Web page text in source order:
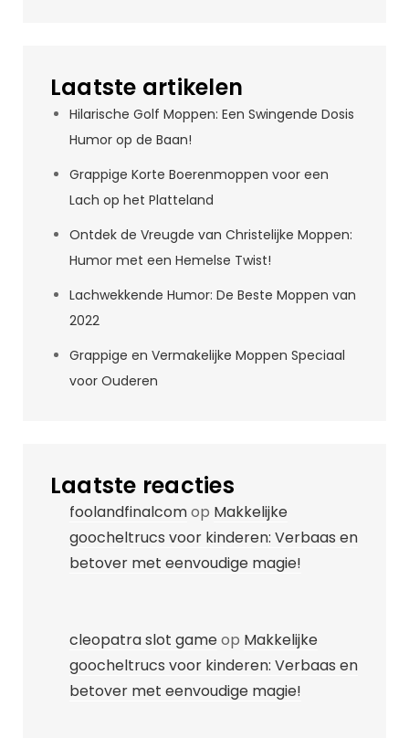
Laatste artikelen
Hilarische Golf Moppen: Een Swingende Dosis
Humor op de Baan!
Grappige Korte Boerenmoppen voor een
Lach op het Platteland
Ontdek de Vreugde van Christelijke Moppen:
Humor met een Hemelse Twist!
Lachwekkende Humor: De Beste Moppen van
2022
Grappige en Vermakelijke Moppen Speciaal
voor Ouderen
Laatste reacties
foolandfinalcomop Makkelijke
goocheltrucs voor kinderen: Verbaas en
betover met eenvoudige magie!
cleopatra slot gameop Makkelijke
goocheltrucs voor kinderen: Verbaas en
betover met eenvoudige magie!